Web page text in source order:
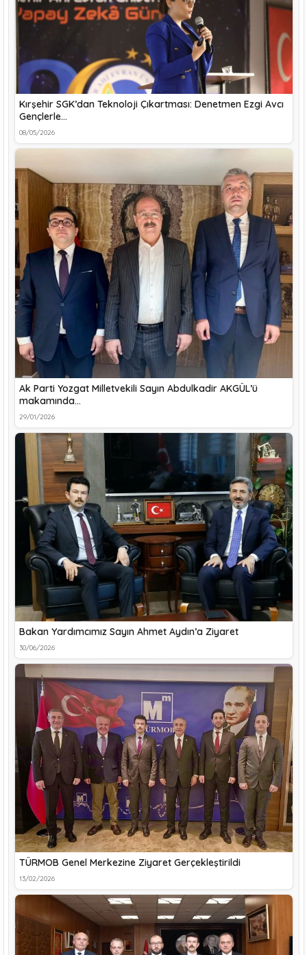
Kırşehir SGK’dan Teknoloji Çıkartması: Denetmen Ezgi Avcı
Gençlerle…
08/05/2026
Ak Parti Yozgat Milletvekili Sayın Abdulkadir AKGÜL’ü
makamında…
29/01/2026
Bakan Yardımcımız Sayın Ahmet Aydın’a Ziyaret
30/06/2026
TÜRMOB Genel Merkezine Ziyaret Gerçekleştirildi
13/02/2026